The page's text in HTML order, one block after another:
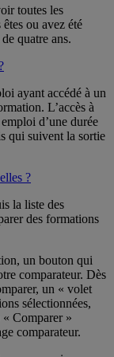
toutes les
ou avez été
quatre ans.
ayant accédé à un
L’accès à
d’une durée
qui suivent la sortie
?
la liste des
des formations
un bouton qui
comparateur. Dès
un « volet
sélectionnées,
Comparer »
comparateur.